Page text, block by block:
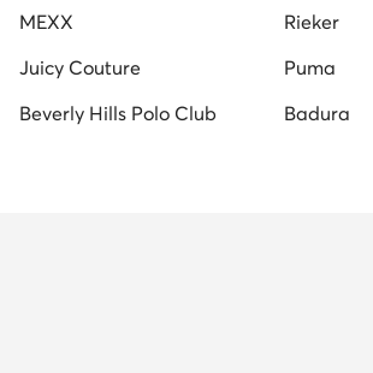
MEXX
Rieker
Juicy Couture
Puma
Beverly Hills Polo Club
Badura